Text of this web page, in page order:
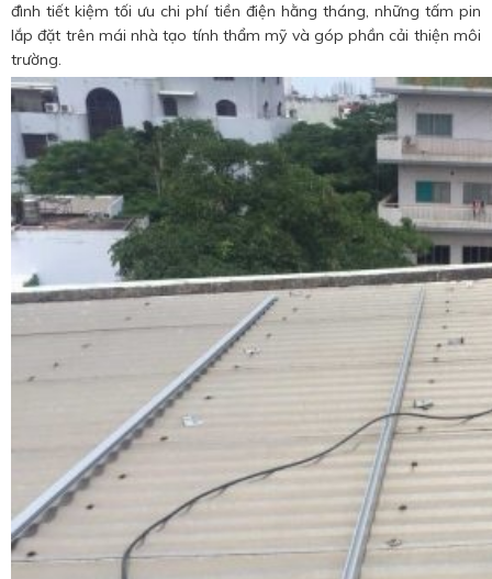
đình tiết kiệm tối ưu chi phí tiền điện hằng tháng, những tấm pin
lắp đặt trên mái nhà tạo tính thẩm mỹ và góp phần cải thiện môi
trường.